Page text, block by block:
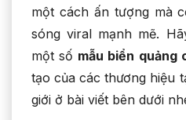
một cách ấn tượng mà
sóng viral mạnh mẽ.
một số mẫu biển
tạo của các thương hiệu
giới ở bài viết bên dưới